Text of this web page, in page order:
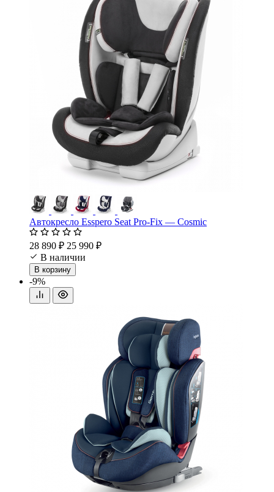
Автокресло Esspero Seat Pro-Fix — Cosmic
28 890 ₽ 25 990 ₽
В наличии
В корзину
-9%